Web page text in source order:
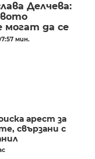
Делчева:
могат да се
мин.
арест за
свързани с